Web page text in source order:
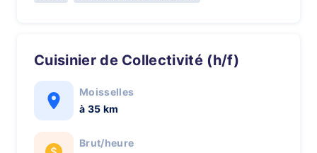
Cuisinier de Collectivité (h/f)
Moisselles
à 35 km
Brut/heure